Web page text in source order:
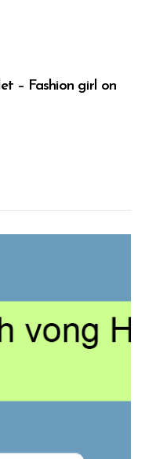
– Fashion girl on